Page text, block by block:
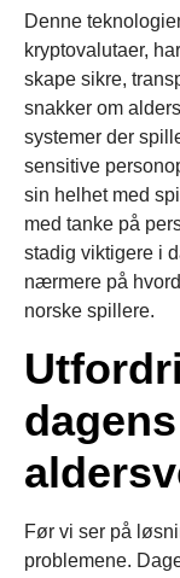
Denne
kryptovalutaer,
skape sikre,
snakker om
systemer der
sensitive
sin helhet med
med tanke på
stadig viktigere i
nærmere på
norske spillere.
dagens
Før vi ser på
problemene.